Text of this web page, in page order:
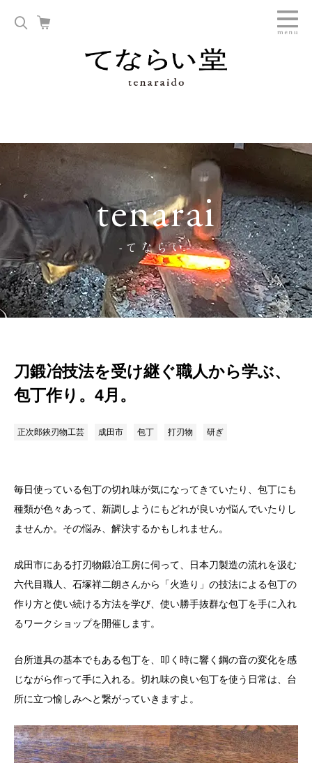
tenarai
-てならい-
刀鍛冶技法を受け継ぐ職人から学ぶ、
包丁作り。4月。
正次郎鋏刃物工芸 成田市 包丁 打刃物 研ぎ
毎日使っている包丁の切れ味が気になってきていたり、包丁にも
種類が色々あって、新調しようにもどれが良いか悩んでいたりし
ませんか。その悩み、解決するかもしれません。
成田市にある打刃物鍛冶工房に伺って、日本刀製造の流れを汲む
六代目職人、石塚祥二朗さんから「火造り」の技法による包丁の
作り方と使い続ける方法を学び、使い勝手抜群な包丁を手に入れ
るワークショップを開催します。
台所道具の基本でもある包丁を、叩く時に響く鋼の音の変化を感
じながら作って手に入れる。切れ味の良い包丁を使う日常は、台
所に立つ愉しみへと繋がっていきますよ。